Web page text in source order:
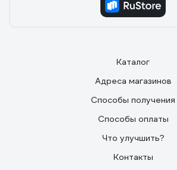
Моловствов Александр Иванович
Каталог
Адреса магазинов
Способы получения
Способы оплаты
Что улучшить?
Контакты